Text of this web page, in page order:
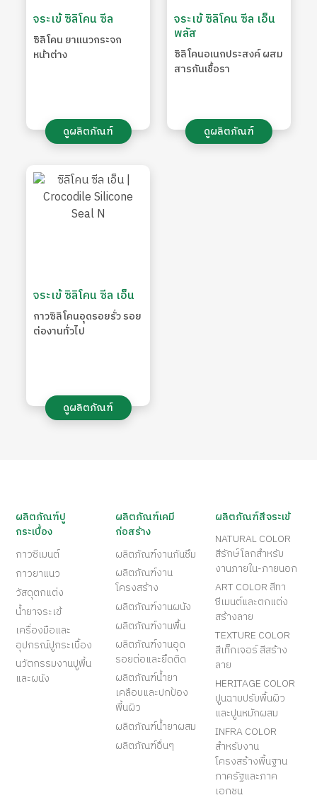
จระเข้ ซิลิโคน ซีล
ซิลิโคน ยาแนวกระจก
หน้าต่าง
ดูผลิตภัณฑ์
จระเข้ ซิลิโคน ซีล เอ็น
พลัส
ซิลิโคนอเนกประสงค์ ผสม
สารกันเชื้อรา
ดูผลิตภัณฑ์
จระเข้ ซิลิโคน ซีล เอ็น
กาวซิลิโคนอุดรอยรั่ว รอย
ต่องานทั่วไป
ดูผลิตภัณฑ์
ผลิตภัณฑ์ปู
กระเบื้อง
กาวซีเมนต์
กาวยาแนว
วัสดุตกแต่ง
น้ำยาจระเข้
เครื่องมือและ
อุปกรณ์ปูกระเบื้อง
นวัตกรรมงานปูพื้น
และผนัง
ผลิตภัณฑ์เคมี
ก่อสร้าง
ผลิตภัณฑ์งานกันซึม
ผลิตภัณฑ์งาน
โครงสร้าง
ผลิตภัณฑ์งานผนัง
ผลิตภัณฑ์งานพื้น
ผลิตภัณฑ์งานอุด
รอยต่อและยึดติด
ผลิตภัณฑ์น้ำยา
เคลือบและปกป้อง
พื้นผิว
ผลิตภัณฑ์น้ำยาผสม
ผลิตภัณฑ์อื่นๆ
ผลิตภัณฑ์สีจระเข้
NATURAL COLOR
สีรักษ์โลกสำหรับ
งานภายใน-ภายนอก
ART COLOR สีทา
ซีเมนต์และตกแต่ง
สร้างลาย
TEXTURE COLOR
สีเท็กเจอร์ สีสร้าง
ลาย
HERITAGE COLOR
ปูนฉาบปรับพื้นผิว
และปูนหมักผสม
INFRA COLOR
สำหรับงาน
โครงสร้างพื้นฐาน
ภาครัฐและภาค
เอกชน